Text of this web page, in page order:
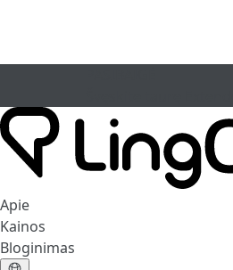
Apie
Kainos
Bloginimas